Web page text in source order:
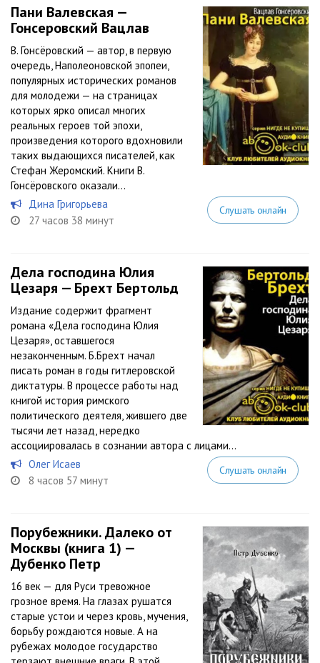
Пани Валевская —
Гонсеровский Вацлав
В. Гонсёровский — автор, в первую
очередь, Наполеоновской эпопеи,
популярных исторических романов
для молодежи — на страницах
которых ярко описал многих
реальных героев той эпохи,
произведения которого вдохновили
таких выдающихся писателей, как
Стефан Жеромский. Книги В.
Гонсёровского оказали...
Дина Григорьева
27 часов 38 минут
Слушать онлайн
Дела господина Юлия
Цезаря — Брехт Бертольд
Издание содержит фрагмент
романа «Дела господина Юлия
Цезаря», оставшегося
незаконченным. Б.Брехт начал
писать роман в годы гитлеровской
диктатуры. В процессе работы над
книгой история римского
политического деятеля, жившего две
тысячи лет назад, нередко
ассоциировалась в сознании автора с лицами...
Олег Исаев
8 часов 57 минут
Слушать онлайн
Порубежники. Далеко от
Москвы (книга 1) —
Дубенко Петр
16 век — для Руси тревожное
грозное время. На глазах рушатся
старые устои и через кровь, мучения,
борьбу рождаются новые. А на
рубежах молодое государство